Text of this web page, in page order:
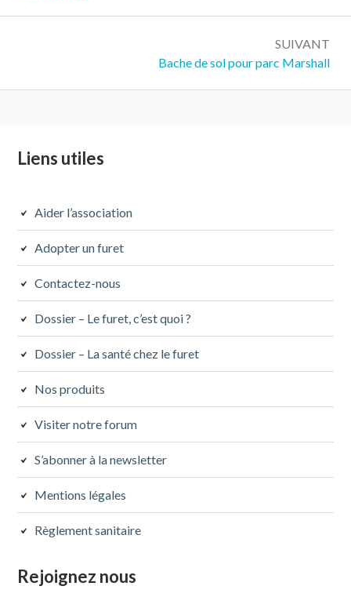
l’article
SUIVANT
Suivant :
Bache de sol pour parc Marshall
Colonne
subsidiaire
Liens utiles
Aider l’association
Adopter un furet
Contactez-nous
Dossier – Le furet, c’est quoi ?
Dossier – La santé chez le furet
Nos produits
Visiter notre forum
S’abonner à la newsletter
Mentions légales
Règlement sanitaire
Rejoignez nous